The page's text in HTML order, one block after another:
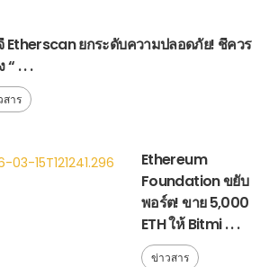
Etherscan ยกระดับความปลอดภัย! ชี้ควร
“ . . .
สาร
Ethereum
Foundation ขยับ
พอร์ต! ขาย 5,000
ETH ให้ Bitmi . . .
ข่าวสาร